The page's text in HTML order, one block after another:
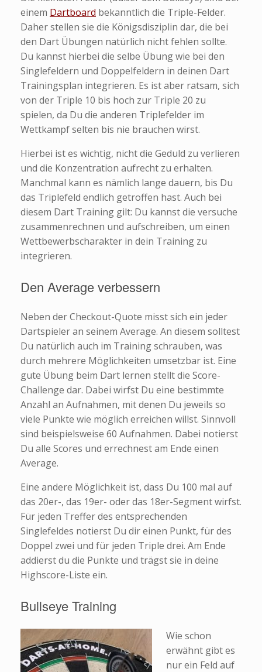
einem Dartboard bekanntlich die Triple-Felder.
Daher stellen sie die Königsdisziplin dar, die bei
den Dart Übungen natürlich nicht fehlen sollte.
Du kannst hierbei die selbe Übung wie bei den
Singlefeldern und Doppelfeldern in deinen Dart
Trainingsplan integrieren. Es ist aber ratsam, sich
von der Triple 10 bis hoch zur Triple 20 zu
spielen, da Du die anderen Triplefelder im
Wettkampf selten bis nie brauchen wirst.
Hierbei ist es wichtig, nicht die Geduld zu verlieren
und die Konzentration aufrecht zu erhalten.
Manchmal kann es nämlich lange dauern, bis Du
das Triplefeld endlich getroffen hast. Auch bei
diesem Dart Training gilt: Du kannst die versuche
zusammenrechnen und aufschreiben, um einen
Wettbewerbscharakter in dein Training zu
integrieren.
Den Average verbessern
Neben der Checkout-Quote misst sich ein jeder
Dartspieler an seinem Average. An diesem solltest
Du natürlich auch im Training schrauben, was
durch mehrere Möglichkeiten umsetzbar ist. Eine
gute Übung beim Dart lernen stellt die Score-
Challenge dar. Dabei wirfst Du eine bestimmte
Anzahl an Aufnahmen, mit denen Du jeweils so
viele Punkte wie möglich erreichen willst. Sinnvoll
sind beispielsweise 60 Aufnahmen. Dabei notierst
Du alle Scores und errechnest am Ende einen
Average.
Eine andere Möglichkeit ist, dass Du 100 mal auf
das 20er-, das 19er- oder das 18er-Segment wirfst.
Für jeden Treffer des entsprechenden
Singlefeldes notierst Du dir einen Punkt, für des
Doppel zwei und für jeden Triple drei. Am Ende
addierst du die Punkte und trägst sie in deine
Highscore-Liste ein.
Bullseye Training
Wie schon
erwähnt gibt es
nur ein Feld auf